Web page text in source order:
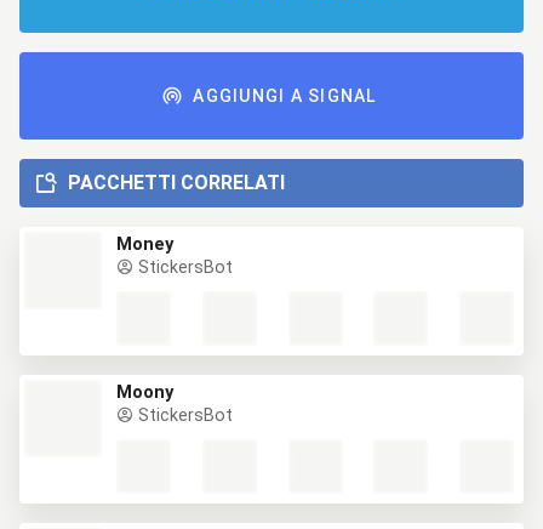
AGGIUNGI A SIGNAL
PACCHETTI CORRELATI
Money
StickersBot
Moony
StickersBot